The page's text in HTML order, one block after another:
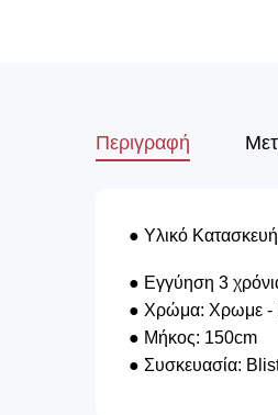
Περιγραφή
● Υλικό
● Εγγύηση 3
● Χρώμα: Χρωμε -
● Μήκος: 150cm
● Συσκευασία: